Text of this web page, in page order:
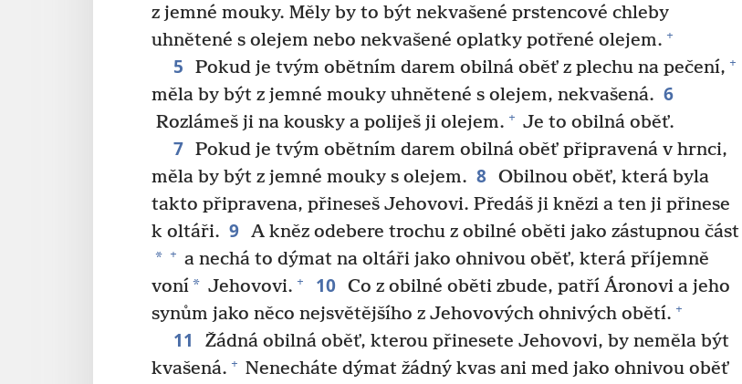
z jemné mouky. Měly by to být nekvašené prstencové chleby
uhnětené s olejem nebo nekvašené oplatky potřené olejem. +
5 Pokud je tvým obětním darem obilná oběť z plechu na pečení, +
měla by být z jemné mouky uhnětené s olejem, nekvašená. 6
Rozlámeš ji na kousky a poliješ ji olejem. + Je to obilná oběť.
7 Pokud je tvým obětním darem obilná oběť připravená v hrnci,
měla by být z jemné mouky s olejem. 8 Obilnou oběť, která byla
takto připravena, přineseš Jehovovi. Předáš ji knězi a ten ji přinese
k oltáři. 9 A kněz odebere trochu z obilné oběti jako zástupnou část
* + a nechá to dýmat na oltáři jako ohnivou oběť, která příjemně
voní* Jehovovi. + 10 Co z obilné oběti zbude, patří Áronovi a jeho
synům jako něco nejsvětějšího z Jehovových ohnivých obětí. +
11
Žádná obilná oběť, kterou přinesete Jehovovi, by neměla být
kvašená. + Nenecháte dýmat žádný kvas ani med jako ohnivou oběť